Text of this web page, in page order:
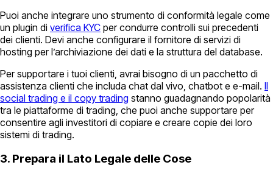
Puoi anche integrare uno strumento di conformità legale come
un plugin di verifica KYC per condurre controlli sui precedenti
dei clienti. Devi anche configurare il fornitore di servizi di
hosting per l’archiviazione dei dati e la struttura del database.
Per supportare i tuoi clienti, avrai bisogno di un pacchetto di
assistenza clienti che includa chat dal vivo, chatbot e e-mail. Il
social trading e il copy trading stanno guadagnando popolarità
tra le piattaforme di trading, che puoi anche supportare per
consentire agli investitori di copiare e creare copie dei loro
sistemi di trading.
3. Prepara il Lato Legale delle Cose